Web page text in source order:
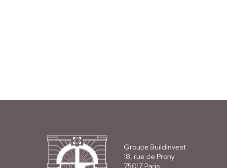
Groupe Buildinvest
18, rue de Prony
75017 Paris